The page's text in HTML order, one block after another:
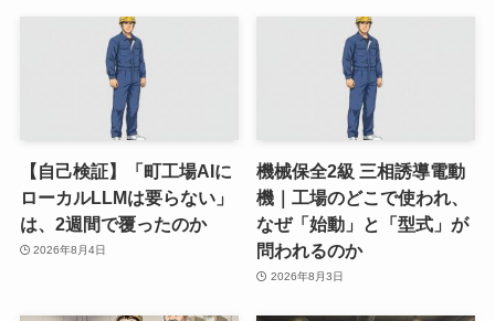
【自己検証】「町工場AIに
ローカルLLMは要らない」
は、2週間で覆ったのか
2026年8月4日
機械保全2級 三相誘導電動
機｜工場のどこで使われ、
なぜ「始動」と「型式」が
問われるのか
2026年8月3日